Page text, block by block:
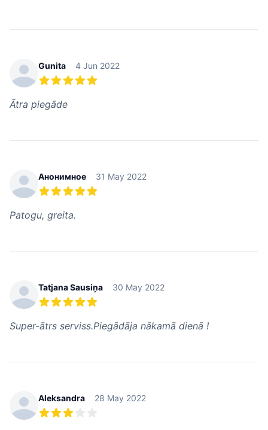
Gunita 4 Jun 2022
Ātra piegāde
Анонимное 31 May 2022
Patogu, greita.
Tatjana Sausiņa 30 May 2022
Super-ātrs serviss.Piegādāja nākamā dienā !
Aleksandra 28 May 2022